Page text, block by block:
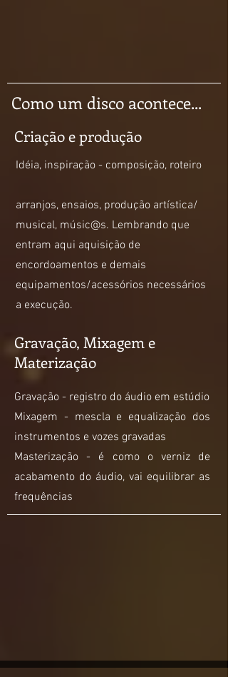
Como um disco acontece...
Criação e produção
Idéia, inspiração - composição, roteiro
arranjos, ensaios, produção artística/
musical, músic@s. Lembrando que
entram aqui aquisição de
encordoamentos e demais
equipamentos/acessórios necessários
a execução.
Gravação, Mixagem e
Materização
Gravação - registro do áudio em estúdio
Mixagem - mescla e equalização dos
instrumentos e vozes gravadas
Masterização - é como o verniz de
acabamento do áudio, vai equilibrar as
frequências